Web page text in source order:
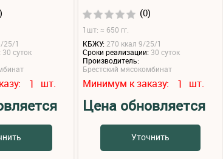
25/1
30 суток
1 шт.
(0)
1шт: ≈ 650 гг.
КБЖУ: 270 ккал 9/25/1
Сроки реализации: 30 суток
Производитель:
Брестский мясокомбинат
Минимум к заказу: 1 шт.
Цена обновляется
Уточнить